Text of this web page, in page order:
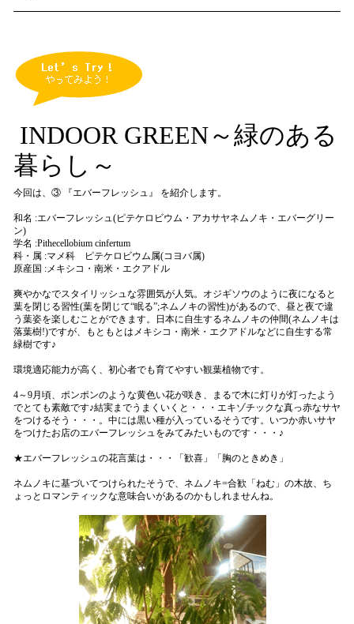
INDOOR GREEN～緑のある
暮らし～
今回は、③ 『エバーフレッシュ』 を紹介します。
和名 :エバーフレッシュ(ピテケロビウム・アカサヤネムノキ・エバーグリー
ン)
学名 :Pithecellobium cinfertum
科・属 :マメ科 ピテケロビウム属(コヨバ属)
原産国 :メキシコ・南米・エクアドル
爽やかなでスタイリッシュな雰囲気が人気。オジギソウのように夜になると
葉を閉じる習性(葉を閉じて“眠る”;ネムノキの習性)があるので、昼と夜で違
う葉姿を楽しむことができます。日本に自生するネムノキの仲間(ネムノキは
落葉樹!)ですが、もともとはメキシコ・南米・エクアドルなどに自生する常
緑樹です♪
環境適応能力が高く、初心者でも育てやすい観葉植物です。
4～9月頃、ポンポンのような黄色い花が咲き、まるで木に灯りが灯ったよう
でとても素敵です♪結実までうまくいくと・・・エキゾチックな真っ赤なサヤ
をつけるそう・・・。中には黒い種が入っているそうです。いつか赤いサヤ
をつけたお店のエバーフレッシュをみてみたいものです・・・♪
★エバーフレッシュの花言葉は・・・「歓喜」「胸のときめき」
ネムノキに基づいてつけられたそうで、ネムノキ=合歓「ねむ」の木故、ち
ょっとロマンティックな意味合いがあるのかもしれませんね。